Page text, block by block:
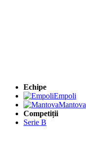
Echipe
Empoli
Mantova
Competiții
Serie B